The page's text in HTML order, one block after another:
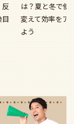
は？夏と冬で使
変えて効率をア
よう